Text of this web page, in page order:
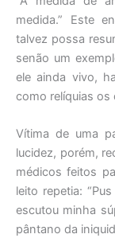
medida.” Este
talvez possa
senão um
ele ainda vivo,
como relíquias os
Vítima de uma
lucidez, porém,
médicos feitos
leito repetia:
escutou minha
pântano da